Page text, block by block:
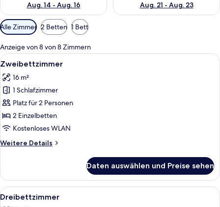
Aug. 14 - Aug. 16
Aug. 21 - Aug. 23
Verfügbare
Filter
für
Zimmer
Alle Zimmer 2 Betten 1 Bett
Anzeige von 8 von 8 Zimmern
Alle
Fotos
für
Zweibettzimmer
anzeigen
Ein Hotelzimmer mit Bett,
4
Zweibettzimmer
16 m²
1 Schlafzimmer
Platz für 2 Personen
2 Einzelbetten
Kostenloses WLAN
Weitere Details
Weitere
Daten auswählen und Preise sehen
Alle
Fotos
Ein Hotelzimmer mit zwei
4
Dreibettzimmer